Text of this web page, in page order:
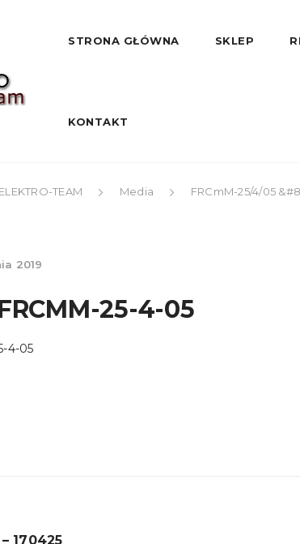
STRONA GŁÓWNA SKLEP
KONTAKT
TEAM Media FRCmM-25/4/05
2019
25-4-05
4-05
170425